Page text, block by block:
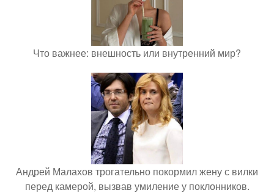
Что важнее: внешность или внутренний мир?
Андрей Малахов трогательно покормил жену с вилки
перед камерой, вызвав умиление у поклонников.